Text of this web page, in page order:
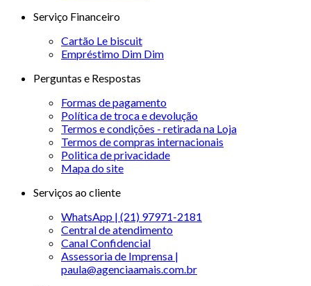
Serviço Financeiro
Cartão Le biscuit
Empréstimo Dim Dim
Perguntas e Respostas
Formas de pagamento
Política de troca e devolução
Termos e condições - retirada na Loja
Termos de compras internacionais
Politica de privacidade
Mapa do site
Serviços ao cliente
WhatsApp | (21) 97971-2181
Central de atendimento
Canal Confidencial
Assessoria de Imprensa |
paula@agenciaamais.com.br